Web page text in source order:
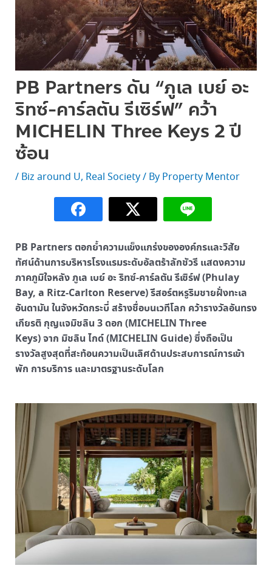
PB Partners ดัน “ภูเล เบย์ อะ
ริทซ์-คาร์ลตัน รีเซิร์ฟ” คว้า
MICHELIN Three Keys 2 ปี
ซ้อน
/ Biz around U, Real Society/ By Property Mentor
PB Partners ตอกย้ำความแข็งแกร่งขององค์กรและวิสัย
ทัศน์ด้านการบริหารโรงแรมระดับอัลตร้าลักชัวรี แสดงความ
ภาคภูมิใจหลัง ภูเล เบย์ อะ ริทซ์-คาร์ลตัน รีเซิร์ฟ (Phulay
Bay, a Ritz-Carlton Reserve) รีสอร์ตหรูริมชายฝั่งทะเล
อันดามัน ในจังหวัดกระบี่ สร้างชื่อบนเวทีโลก คว้ารางวัลอันทรง
เกียรติ กุญแจมิชลิน 3 ดอก (MICHELIN Three
Keys) จาก มิชลิน ไกด์ (MICHELIN Guide) ซึ่งถือเป็น
รางวัลสูงสุดที่สะท้อนความเป็นเลิศด้านประสบการณ์การเข้า
พัก การบริการ และมาตรฐานระดับโลก